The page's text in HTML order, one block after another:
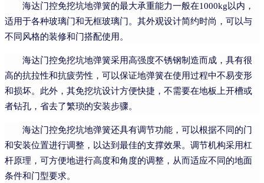
海达门控免挖坑地弹簧的最大承重能力一般在1000kg以内，
适用于各种玻璃门和无框玻璃门。其外观设计简约时尚，可以与
不同风格的装修和门搭配使用。
海达门控免挖坑地弹簧采用高强度不锈钢制造而成，具有很
高的抗拉性和抗疲劳性，可以保证地弹簧在使用过程中不易变形
和损坏。此外，其免挖坑设计方便快捷，不需要在地板上开槽或
者钻孔，省去了繁琐的安装步骤。
海达门控免挖坑地弹簧还具有调节功能，可以根据不同的门
和安装位置进行调整，以达到最佳的支撑效果。调节机构采用杠
杆原理，可方便地进行高度和角度的调整，从而适应不同的地面
条件和门型要求。